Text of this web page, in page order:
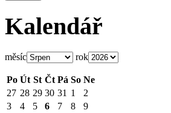
Kalendář
měsíc rok
Po Út St Čt Pá So Ne
27 28 29 30 31 1
2
3
4 5 6 7 8
9